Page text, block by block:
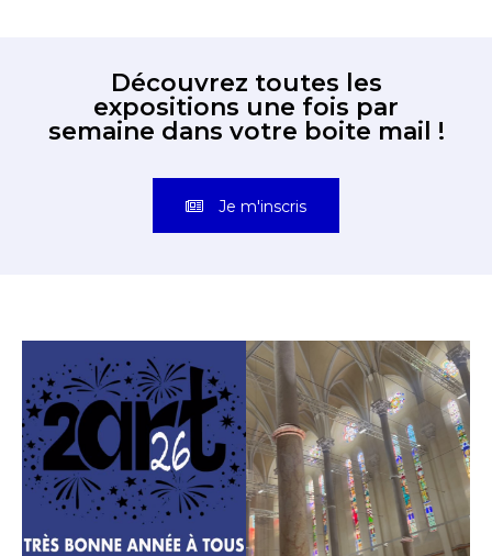
Découvrez toutes les
expositions une fois par
semaine dans votre boite mail !
Je m'inscris